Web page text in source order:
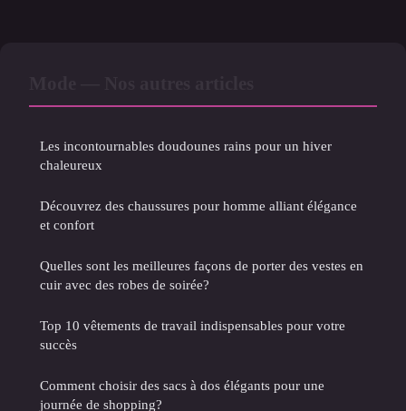
Les incontournables doudounes rains pour un hiver
chaleureux
Découvrez des chaussures pour homme alliant élégance
et confort
Quelles sont les meilleures façons de porter des vestes en
cuir avec des robes de soirée?
Top 10 vêtements de travail indispensables pour votre
succès
Comment choisir des sacs à dos élégants pour une
journée de shopping?